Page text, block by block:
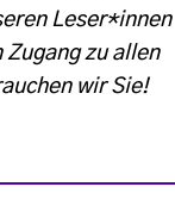
Leser*innen
zu allen
wir Sie!